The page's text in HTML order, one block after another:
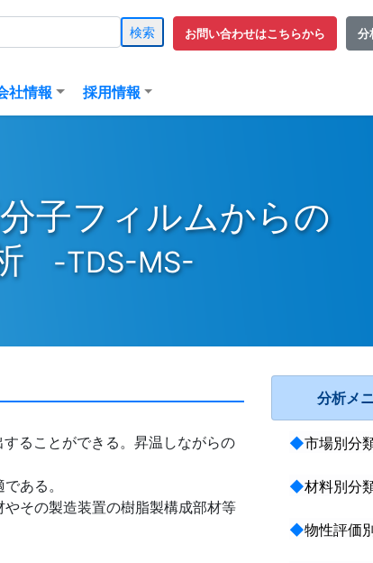
検索 お問い合わせはこちらから 分
社情報 採用情報
子フィルムからの
-TDS-MS-
ることができる。昇温しながらの
ある。
その製造装置の樹脂製構成部材等
分析メ
◆市場
◆材料別
◆物性評